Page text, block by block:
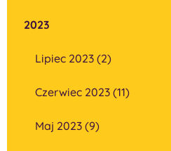
2023
Lipiec 2023 (2)
Czerwiec 2023 (11)
Maj 2023 (9)